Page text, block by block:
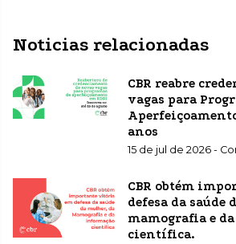
Noticias relacionadas
CBR reabre
vagas para
anos
15 de jul de 2026 -
CBR obtém
defesa da saúde
mamografia e
científica.